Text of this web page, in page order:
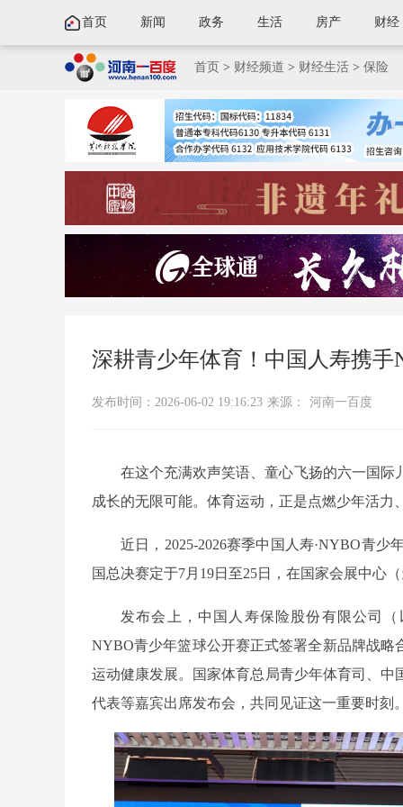
首页 新闻 政务 生活 房产 财经
首页 > 财经频道 > 财经生活 > 保险
深耕青少年体育！中国人寿携
发布时间：2026-06-02 19:16:23 来源： 河南一百度
在这个充满欢声笑语、童心飞扬的六一国
成长的无限可能。体育运动，正是点燃少年活力
近日，2025-2026赛季中国人寿·NYBO青
国总决赛定于7月19日至25日，在国家会展中心
发布会上，中国人寿保险股份有限公司（
NYBO青少年篮球公开赛正式签署全新品牌战略
运动健康发展。国家体育总局青少年体育司、
代表等嘉宾出席发布会，共同见证这一重要时刻